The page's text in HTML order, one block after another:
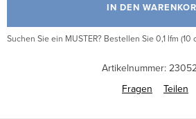
IN DEN
Suchen Sie ein MUSTER? Bestellen Sie 0,1 lfm
Artikelnummer:
Fragen
Teilen